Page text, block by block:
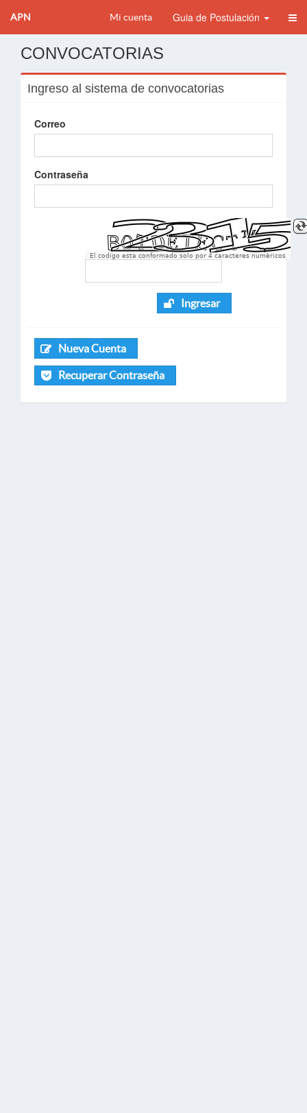
APN Mi cuenta Guia de Postulación
CONVOCATORIAS
Ingreso al sistema de convocatorias
Correo
Contraseña
El codigo esta conformado solo por 4 caracteres numèricos
Ingresar
Nueva Cuenta
Recuperar Contraseña